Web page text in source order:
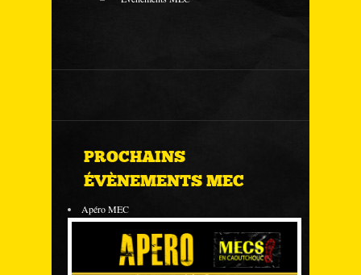
PROCHAINS
ÉVÈNEMENTS MEC
Apéro MEC